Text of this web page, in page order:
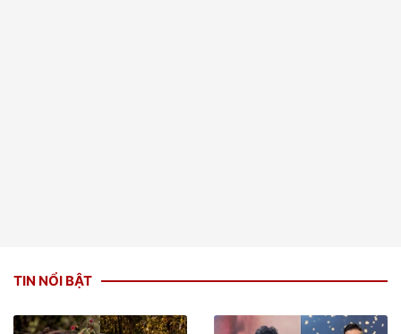
TIN NỔI BẬT